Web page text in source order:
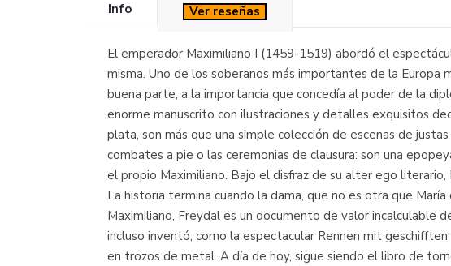
Info Ver reseñas
El emperador Maximiliano I (1459-1519) abordó el
misma. Uno de los soberanos más importantes de la
buena parte, a la importancia que concedía al poder de la
enorme manuscrito con ilustraciones y detalles exquisitos
plata, son más que una simple colección de escenas de
combates a pie o las ceremonias de clausura: son una
el propio Maximiliano. Bajo el disfraz de su alter ego literario,
La historia termina cuando la dama, que no es otra que
Maximiliano, Freydal es un documento de valor incalculable
incluso inventó, como la espectacular Rennen mit
en trozos de metal. A día de hoy, sigue siendo el libro de